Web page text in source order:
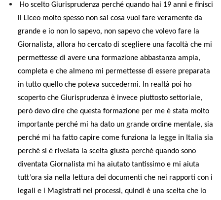
Ho scelto Giurisprudenza perché quando hai 19 anni e finisci
il Liceo molto spesso non sai cosa vuoi fare veramente da
grande e io non lo sapevo, non sapevo che volevo fare la
Giornalista, allora ho cercato di scegliere una facoltà che mi
permettesse di avere una formazione abbastanza ampia,
completa e che almeno mi permettesse di essere preparata
in tutto quello che poteva succedermi. In realtà poi ho
scoperto che Giurisprudenza è invece piuttosto settoriale,
però devo dire che questa formazione per me è stata molto
importante perché mi ha dato un grande ordine mentale, sia
perché mi ha fatto capire come funziona la legge in Italia sia
perché si è rivelata la scelta giusta perché quando sono
diventata Giornalista mi ha aiutato tantissimo e mi aiuta
tutt’ora sia nella lettura dei documenti che nei rapporti con i
legali e i Magistrati nei processi, quindi è una scelta che io